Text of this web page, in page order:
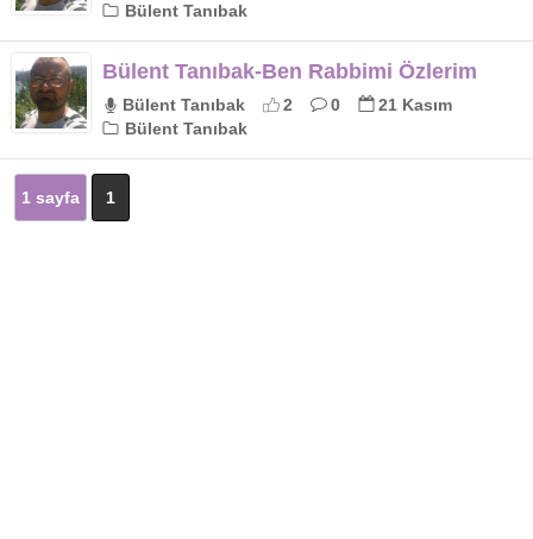
Bülent Tanıbak
Bülent Tanıbak-Ben Rabbimi Özlerim
Bülent Tanıbak 2 0
21 Kasım
Bülent Tanıbak
1 sayfa 1